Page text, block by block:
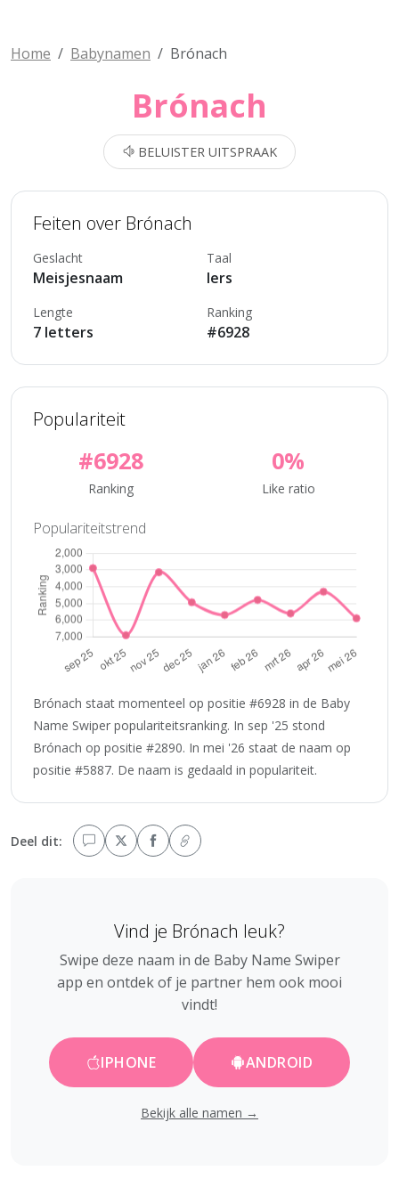
Home Babynamen Brónach
Brónach
BELUISTER UITSPRAAK
Feiten over Brónach
Geslacht
Meisjesnaam
Taal
Iers
Lengte
7 letters
Ranking
#6928
Populariteit
#6928
Ranking
0%
Like ratio
Populariteitstrend
Brónach staat momenteel op positie #6928 in de Baby
Name Swiper populariteitsranking. In sep '25 stond
Brónach op positie #2890. In mei '26 staat de naam op
positie #5887. De naam is gedaald in populariteit.
Deel dit:
Vind je Brónach leuk?
Swipe deze naam in de Baby Name Swiper
app en ontdek of je partner hem ook mooi
vindt!
IPHONE ANDROID
Bekijk alle namen →